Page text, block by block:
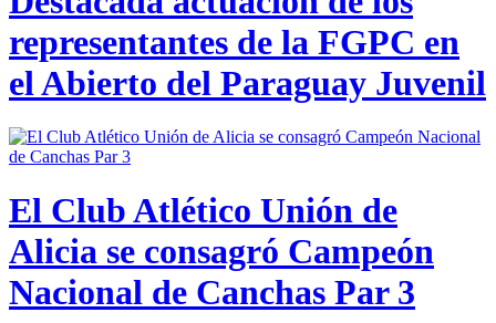
representantes de la FGPC en
el Abierto del Paraguay Juvenil
El Club Atlético Unión de
Alicia se consagró Campeón
Nacional de Canchas Par 3